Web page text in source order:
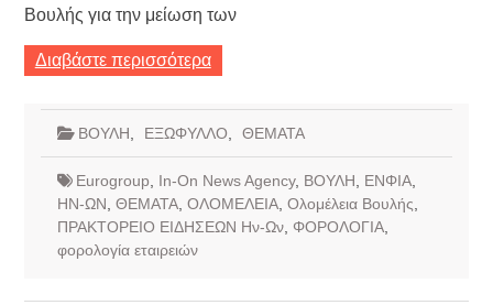
Βουλής για την μείωση των
Διαβάστε περισσότερα
ΒΟΥΛΗ ΕΞΩΦΥΛΛΟ ΘΕΜΑΤΑ
Eurogroup In-On News Agency, ΒΟΥΛΗ ΕΝΦΙΑ,
ΗΝ-ΩΝ ΘΕΜΑΤΑ, ΟΛΟΜΕΛΕΙΑ, Ολομέλεια Βουλής
ΠΡΑΚΤΟΡΕΙΟ ΕΙΔΗΣΕΩΝ Ην-Ων, ΦΟΡΟΛΟΓΙΑ,
φορολογία εταιρειών